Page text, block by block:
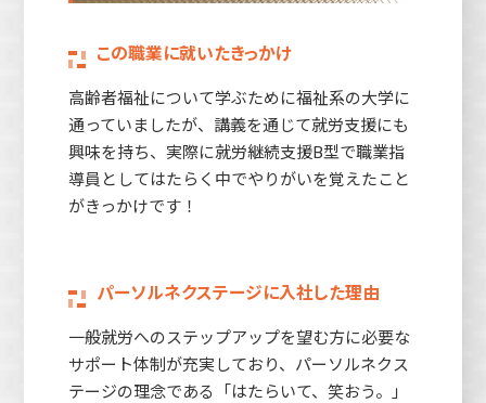
この職業に就いたきっかけ
高齢者福祉について学ぶために福祉系の大学に
通っていましたが、講義を通じて就労支援にも
興味を持ち、実際に就労継続支援B型で職業指
導員としてはたらく中でやりがいを覚えたこと
がきっかけです！
パーソルネクステージに入社した理由
一般就労へのステップアップを望む方に必要な
サポート体制が充実しており、パーソルネクス
テージの理念である「はたらいて、笑おう。」